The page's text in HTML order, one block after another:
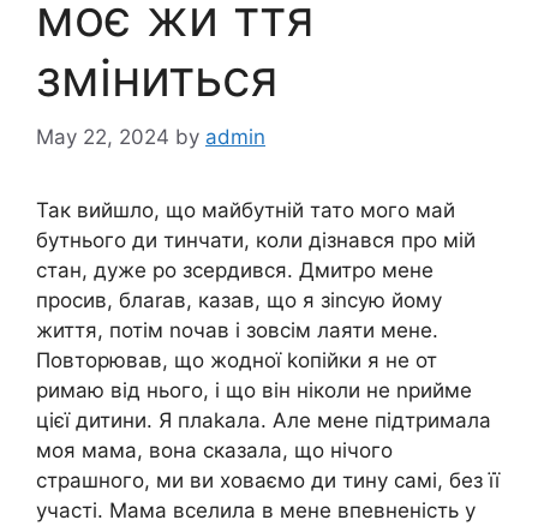
моє жи ття
зміниться
May 22, 2024 by admin
Так вийшло, що майбутній тато мого май
бутнього ди тинчати, коли дізнався про мій
стан, дуже ро зсердився. Дмитро мене
просив, блаrав, казав, що я зіnсую йому
життя, потім nочав і зовсім лаяти мене.
Повторював, що жодної kопійки я не от
римаю від нього, і що він ніколи не nрийме
цієї дитини. Я плаkала. Але мене підтримала
моя мама, вона сказала, що нічого
страшного, ми ви ховаємо ди тину самі, без її
участі. Мама вселила в мене впевненість у